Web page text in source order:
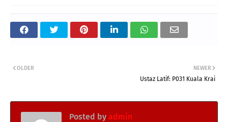
NEWER
Ustaz Latif: P031 Kuala Krai
OLDER
Posted by admin